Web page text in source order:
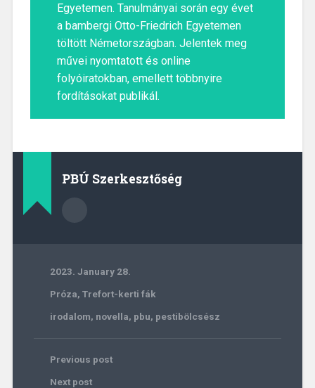
Egyetemen. Tanulmányai során egy évet
a bambergi Otto-Friedrich Egyetemen
töltött Németországban. Jelentek meg
művei nyomtatott és online
folyóiratokban, emellett többnyire
fordításokat publikál.
PBÚ Szerkesztőség
2023. January 28.
Próza, Trefort-kerti fák
irodalom, novella, pbu, pestibölcsész
Previous post
Next post